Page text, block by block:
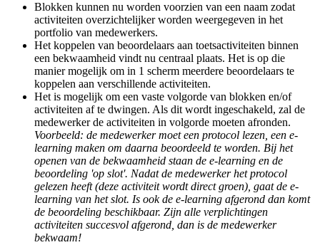
Blokken kunnen nu worden voorzien van een naam zodat
activiteiten overzichtelijker worden weergegeven in het
portfolio van medewerkers.
Het koppelen van beoordelaars aan toetsactiviteiten binnen
een bekwaamheid vindt nu centraal plaats. Het is op die
manier mogelijk om in 1 scherm meerdere beoordelaars te
koppelen aan verschillende activiteiten.
Het is mogelijk om een vaste volgorde van blokken en/of
activiteiten af te dwingen. Als dit wordt ingeschakeld, zal de
medewerker de activiteiten in volgorde moeten afronden.
Voorbeeld: de medewerker moet een protocol lezen, een e-
learning maken om daarna beoordeeld te worden. Bij het
openen van de bekwaamheid staan de e-learning en de
beoordeling 'op slot'. Nadat de medewerker het protocol
gelezen heeft (deze activiteit wordt direct groen), gaat de e-
learning van het slot. Is ook de e-learning afgerond dan komt
de beoordeling beschikbaar. Zijn alle verplichtingen
activiteiten succesvol afgerond, dan is de medewerker
bekwaam!